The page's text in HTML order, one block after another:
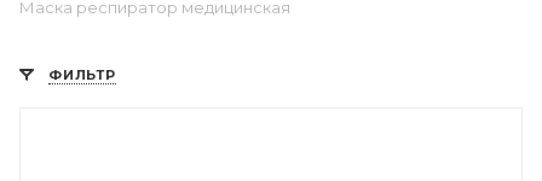
Маска респиратор медицинская
ФИЛЬТР